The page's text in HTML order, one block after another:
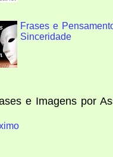
Frases e
Sinceridade
e Imagens por